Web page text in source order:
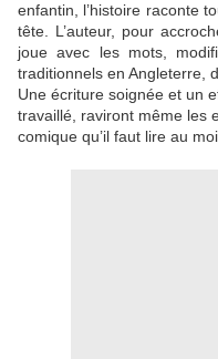
enfantin, l’histoire raconte
tête. L’auteur, pour
joue avec les mots,
traditionnels en Angleterre,
Une écriture soignée et un
travaillé, raviront même les
comique qu’il faut lire au